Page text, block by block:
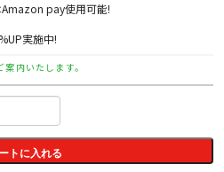
pay使用可能!
実施中!
内いたします。
トに入れる